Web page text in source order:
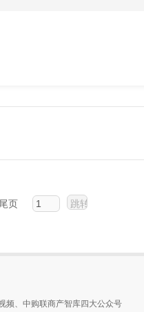
尾页
频、中购联商产智库四大公众号